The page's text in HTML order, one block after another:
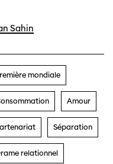
Sahin
mondiale
Amour
Séparation
relationnel